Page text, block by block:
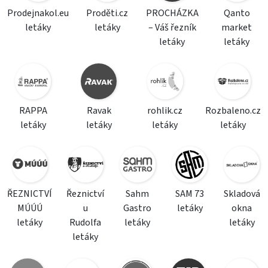
Prodejnakol.eu
letáky
Proděti.cz
letáky
PROCHÁZKA
– Váš řezník
letáky
Qanto
market
letáky
RAPPA
letáky
Ravak
letáky
rohlik.cz
letáky
Rozbaleno.cz
letáky
ŘEZNICTVÍ
MÚÚÚ
letáky
Řeznictví
u
Rudolfa
letáky
Sahm
Gastro
letáky
SAM 73
letáky
Skladová
okna
letáky